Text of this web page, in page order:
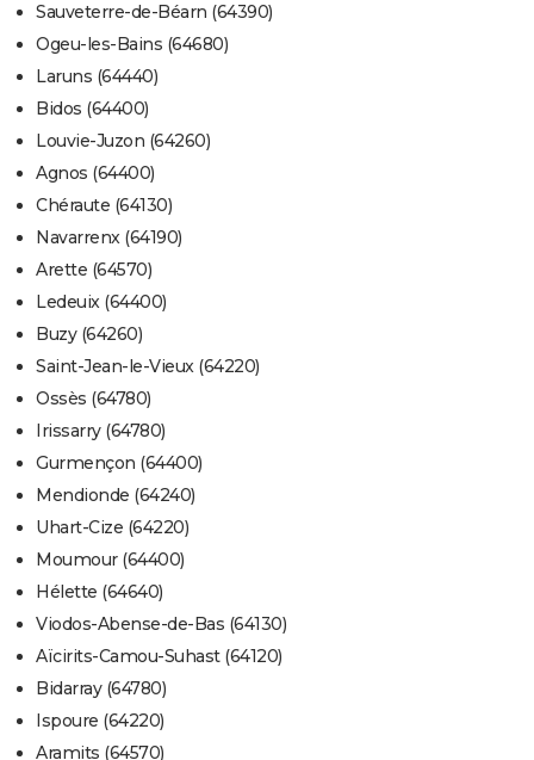
Sauveterre-de-Béarn (64390)
Ogeu-les-Bains (64680)
Laruns (64440)
Bidos (64400)
Louvie-Juzon (64260)
Agnos (64400)
Chéraute (64130)
Navarrenx (64190)
Arette (64570)
Ledeuix (64400)
Buzy (64260)
Saint-Jean-le-Vieux (64220)
Ossès (64780)
Irissarry (64780)
Gurmençon (64400)
Mendionde (64240)
Uhart-Cize (64220)
Moumour (64400)
Hélette (64640)
Viodos-Abense-de-Bas (64130)
Aïcirits-Camou-Suhast (64120)
Bidarray (64780)
Ispoure (64220)
Aramits (64570)